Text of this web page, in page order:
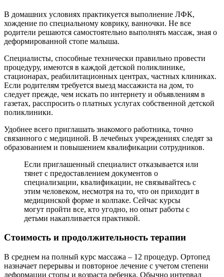
В домашних условиях практикуется выполнение ЛФК,
хождение по специальному коврику, ванночки. Не все
родители решаются самостоятельно выполнять массаж, зная о
деформированной стопе малыша.
Специалисты, способные технически правильно провести
процедуру, имеются в каждой детской поликлинике,
стационарах, реабилитационных центрах, частных клиниках.
Если родителям требуется выезд массажиста на дом, то
следует прежде, чем искать по интернету и объявлениям в
газетах, расспросить о платных услугах собственной детской
поликлиники.
Удобнее всего приглашать знакомого работника, точно
связанного с медициной. В лечебных учреждениях следят за
образованием и повышением квалификации сотрудников.
Если приглашенный специалист отказывается или
тянет с предоставлением документов о
специализации, квалификации, не связывайтесь с
этим человеком, несмотря на то, что он приходит в
медицинской форме и колпаке. Сейчас курсы
могут пройти все, кто угодно, но опыт работы с
детьми накапливается практикой.
Стоимость и продолжительность терапии
В среднем на полный курс массажа – 12 процедур. Ортопед
назначает перерывы и повторное лечение с учетом степени
деформации стопы и возраста ребенка. Обычно интервал